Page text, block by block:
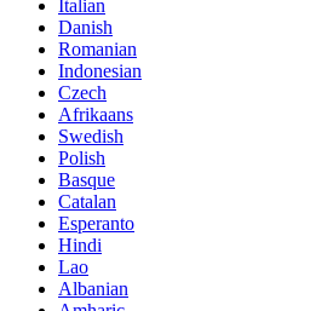
Italian
Danish
Romanian
Indonesian
Czech
Afrikaans
Swedish
Polish
Basque
Catalan
Esperanto
Hindi
Lao
Albanian